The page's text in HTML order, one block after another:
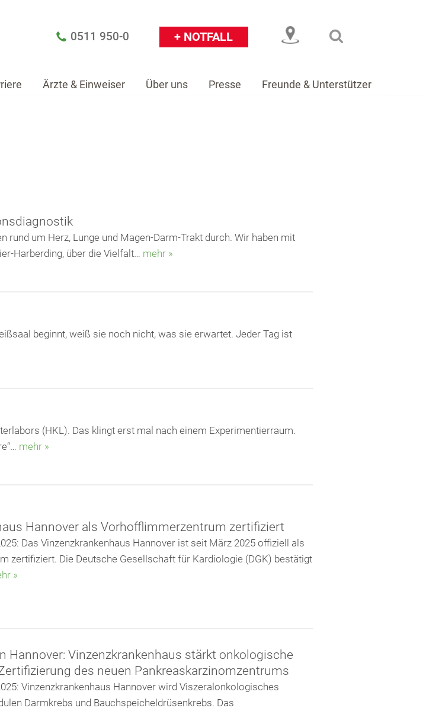
0511 950-0 + NOTFALL
Ärzte & Einweiser Über uns Presse Freunde & Unterstützer
um Herz, Lunge und Magen-Darm-Trakt durch. Wir haben mit
Harberding, über die Vielfalt… mehr »
beginnt, weiß sie noch nicht, was sie erwartet. Jeder Tag ist
(HKL). Das klingt erst mal nach einem Experimentierraum.
mehr »
Hannover als Vorhofflimmerzentrum zertifiziert
Das Vinzenzkrankenhaus Hannover ist seit März 2025 offiziell als
zertifiziert. Die Deutsche Gesellschaft für Kardiologie (DGK) bestätigt
»
Hannover: Vinzenzkrankenhaus stärkt onkologische
des neuen Pankreaskarzinomzentrums
Vinzenzkrankenhaus Hannover wird Viszeralonkologisches
Darmkrebs und Bauchspeicheldrüsenkrebs. Das